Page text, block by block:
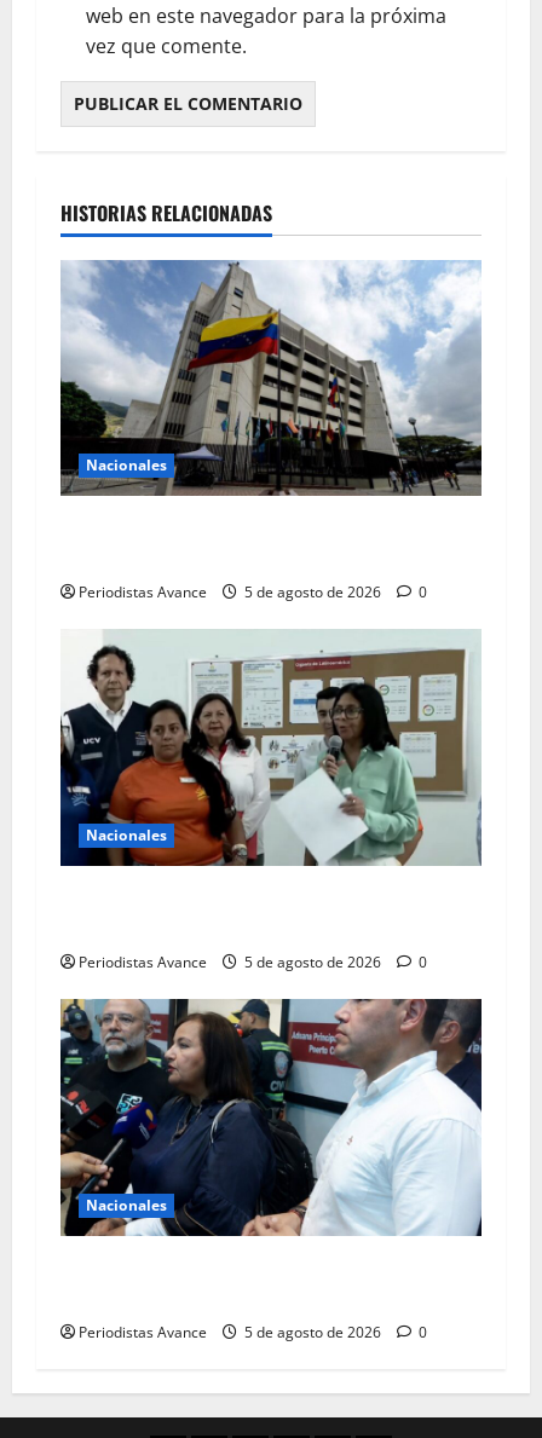
web en este navegador para la próxima
vez que comente.
HISTORIAS RELACIONADAS
Nacionales
Periodistas Avance 5 de agosto de 2026 0
Nacionales
Periodistas Avance 5 de agosto de 2026 0
Nacionales
Periodistas Avance 5 de agosto de 2026 0